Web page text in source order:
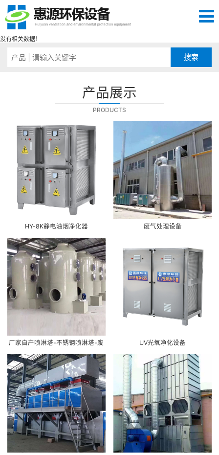
没有相关数据！
产品展示
PRODUCTS
HY-8K静电油烟净化器 废气处理设备
厂家自产喷淋塔-不锈钢喷淋塔-废
气处理工艺-PP喷淋塔
UV光氧净化设备